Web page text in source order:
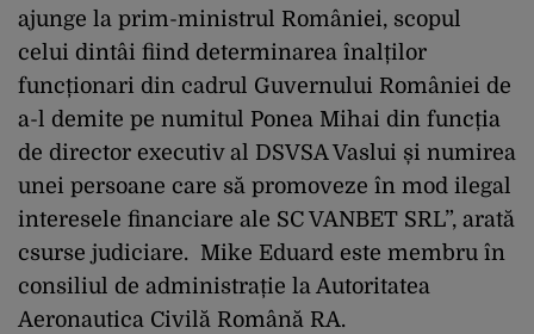
ajunge la prim-ministrul României, scopul
celui dintâi fiind determinarea înalților
funcționari din cadrul Guvernului României de
a-l demite pe numitul Ponea Mihai din funcția
de director executiv al DSVSA Vaslui și numirea
unei persoane care să promoveze în mod ilegal
interesele financiare ale SC VANBET SRL”, arată
csurse judiciare. Mike Eduard este membru în
consiliul de administrație la Autoritatea
Aeronautica Civilă Română RA.